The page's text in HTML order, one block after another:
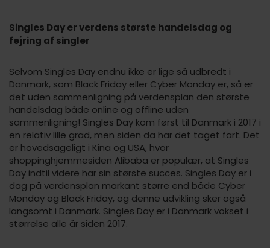
Singles Day er verdens største handelsdag og
fejring af singler
Selvom Singles Day endnu ikke er lige så udbredt i
Danmark, som Black Friday eller Cyber Monday er, så er
det uden sammenligning på verdensplan den største
handelsdag både online og offline uden
sammenligning! Singles Day kom først til Danmark i 2017 i
en relativ lille grad, men siden da har det taget fart. Det
er hovedsageligt i Kina og USA, hvor
shoppinghjemmesiden Alibaba er populær, at Singles
Day indtil videre har sin største succes. Singles Day er i
dag på verdensplan markant større end både Cyber
Monday og Black Friday, og denne udvikling sker også
langsomt i Danmark. Singles Day er i Danmark vokset i
størrelse alle år siden 2017.